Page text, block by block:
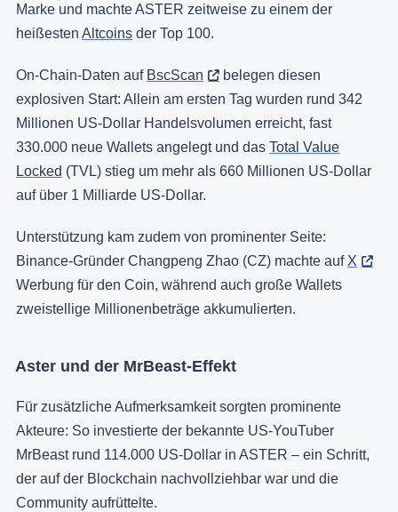
Marke und machte ASTER zeitweise zu einem der
heißesten Altcoins der Top 100.
On-Chain-Daten auf BscScan
belegen diesen
explosiven Start: Allein am ersten Tag wurden rund 342
Millionen US-Dollar Handelsvolumen erreicht, fast
330.000 neue Wallets angelegt und das Total Value
Locked (TVL) stieg um mehr als 660 Millionen US-Dollar
auf über 1 Milliarde US-Dollar.
Unterstützung kam zudem von prominenter Seite:
Binance-Gründer Changpeng Zhao (CZ) machte auf X
Werbung für den Coin, während auch große Wallets
zweistellige Millionenbeträge akkumulierten.
Aster und der MrBeast-Effekt
Für zusätzliche Aufmerksamkeit sorgten prominente
Akteure: So investierte der bekannte US-YouTuber
MrBeast rund 114.000 US-Dollar in ASTER – ein Schritt,
der auf der Blockchain nachvollziehbar war und die
Community aufrüttelte.